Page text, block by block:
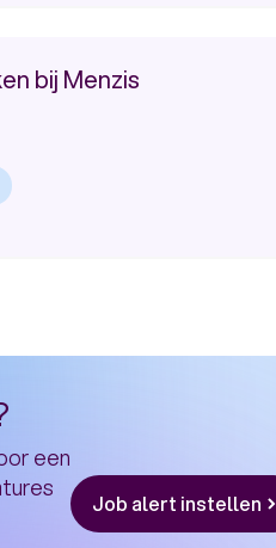
bij Menzis
een
Job alert instellen